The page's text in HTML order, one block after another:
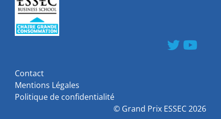
Contact
Mentions Légales
Politique de confidentialité
© Grand Prix ESSEC2026